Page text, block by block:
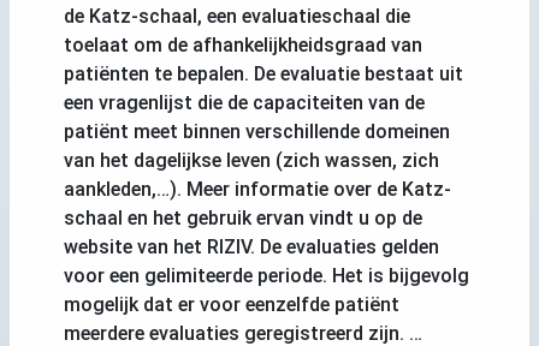
de Katz-schaal, een evaluatieschaal die
toelaat om de afhankelijkheidsgraad van
patiënten te bepalen. De evaluatie bestaat uit
een vragenlijst die de capaciteiten van de
patiënt meet binnen verschillende domeinen
van het dagelijkse leven (zich wassen, zich
aankleden,…). Meer informatie over de Katz-
schaal en het gebruik ervan vindt u op de
website van het RIZIV. De evaluaties gelden
voor een gelimiteerde periode. Het is bijgevolg
mogelijk dat er voor eenzelfde patiënt
meerdere evaluaties geregistreerd zijn. …